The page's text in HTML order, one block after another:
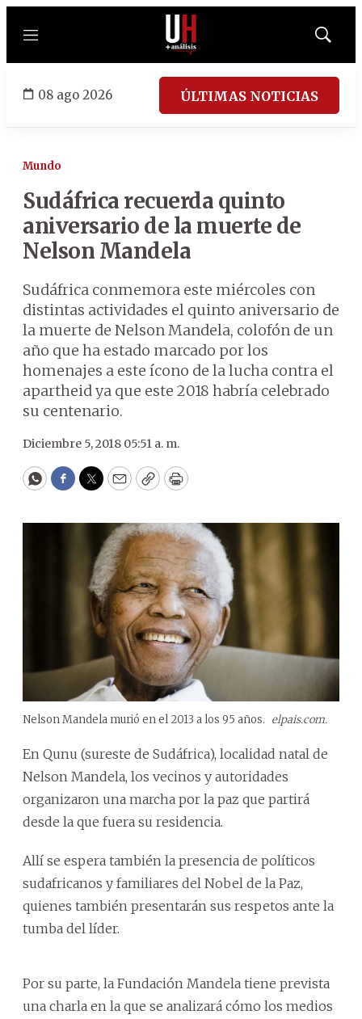
Menú
Mostrar
08 ago 2026 ÚLTIMAS NOTICIAS
Mundo
Sudáfrica recuerda quinto
aniversario de la muerte de
Nelson Mandela
Sudáfrica conmemora este miércoles con
distintas actividades el quinto aniversario de
la muerte de Nelson Mandela, colofón de un
año que ha estado marcado por los
homenajes a este ícono de la lucha contra el
apartheid ya que este 2018 habría celebrado
su centenario.
Diciembre 5, 2018 05:51 a. m.
WhatsApp
Facebook
Twitter
EmailCopyPrint
Nelson Mandela murió en el 2013 a los 95 años. elpais.com.
En Qunu (sureste de Sudáfrica), localidad natal de
Nelson Mandela, los vecinos y autoridades
organizaron una marcha por la paz que partirá
desde la que fuera su residencia.
Allí se espera también la presencia de políticos
sudafricanos y familiares del Nobel de la Paz,
quienes también presentarán sus respetos ante la
tumba del líder.
Por su parte, la Fundación Mandela tiene prevista
una charla en la que se analizará cómo los medios